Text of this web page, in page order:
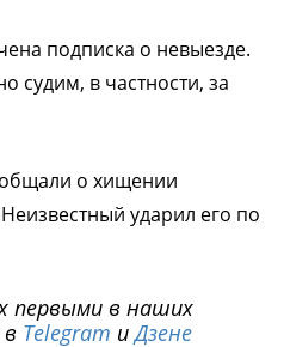
подписка о невыезде.
судим, в частности, за
о хищении
ударил его по
первыми в наших
Telegram иДзене